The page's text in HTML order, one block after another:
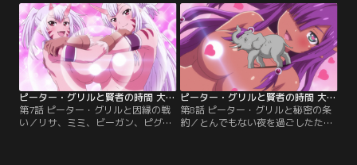
ターへの縁談話だった。ルヴェリア
の必死の反対も空しく、オークの国
に連れて来られたピーター。彼のお
相手として姿を現したのは、美しく
慎ましいピグリット・パンチェッタ
だった。
らないと己に言い聞かせるピーター
だが、ピグリットのおっぱいの魔力
に負け、またしても一夜を共にして
しまう。ギルド長からは報告を求め
られ、今度こそ身の破滅だと絶望し
かけた時……。
ピーター・グリルと賢者の時間 大賢者ver. 第07話
第7話 ピーター・グリルと因縁の戦
い／リサ、ミミ、ビーガン、ピグリ
ピーター・グリルと賢者の時間 大賢者ver. 第08話
第8話 ピーター・グリルと秘密の条
約／とんでもない夜を過ごしたため